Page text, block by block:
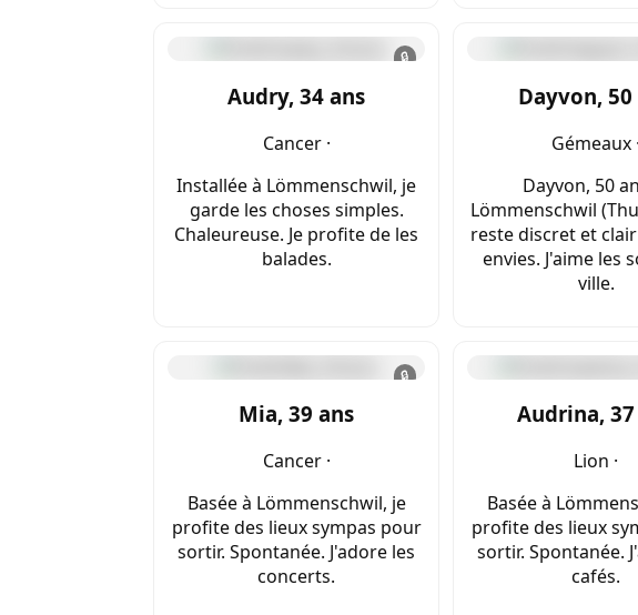
🔒
Audry, 34 ans
Cancer ·
Installée à Lömmenschwil, je
garde les choses simples.
Chaleureuse. Je profite de les
balades.
Dayvon, 50
Gémeaux ·
Dayvon, 50
Lömmenschwil
reste discret et
envies. J'aime les
ville.
🔒
Mia, 39 ans
Cancer ·
Basée à Lömmenschwil, je
profite des lieux sympas pour
sortir. Spontanée. J'adore les
concerts.
Audrina,
Lion ·
Basée à
profite des lieux
sortir. Spontanée.
cafés.